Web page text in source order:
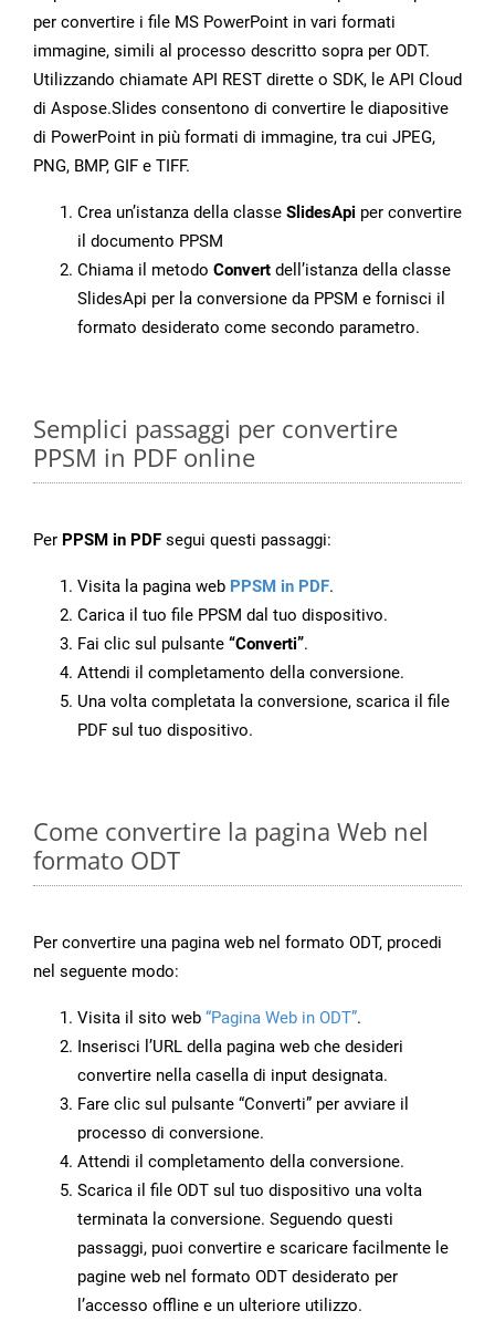
per convertire i file MS PowerPoint in vari formati
immagine, simili al processo descritto sopra per ODT.
Utilizzando chiamate API REST dirette o SDK, le API Cloud
di Aspose.Slides consentono di convertire le diapositive
di PowerPoint in più formati di immagine, tra cui JPEG,
PNG, BMP, GIF e TIFF.
Crea un’istanza della classe SlidesApi per convertire
il documento PPSM
Chiama il metodo Convert dell’istanza della classe
SlidesApi per la conversione da PPSM e fornisci il
formato desiderato come secondo parametro.
Semplici passaggi per convertire
PPSM in PDF online
Per PPSM in PDF segui questi passaggi:
Visita la pagina web PPSM in PDF.
Carica il tuo file PPSM dal tuo dispositivo.
Fai clic sul pulsante “Converti”.
Attendi il completamento della conversione.
Una volta completata la conversione, scarica il file
PDF sul tuo dispositivo.
Come convertire la pagina Web nel
formato ODT
Per convertire una pagina web nel formato ODT, procedi
nel seguente modo:
Visita il sito web “Pagina Web in ODT”.
Inserisci l’URL della pagina web che desideri
convertire nella casella di input designata.
Fare clic sul pulsante “Converti” per avviare il
processo di conversione.
Attendi il completamento della conversione.
Scarica il file ODT sul tuo dispositivo una volta
terminata la conversione. Seguendo questi
passaggi, puoi convertire e scaricare facilmente le
pagine web nel formato ODT desiderato per
l’accesso offline e un ulteriore utilizzo.